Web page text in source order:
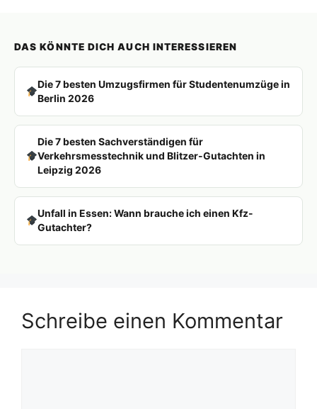
DAS KÖNNTE DICH AUCH INTERESSIEREN
Die 7 besten Umzugsfirmen für Studentenumzüge in
Berlin 2026
Die 7 besten Sachverständigen für
Verkehrsmesstechnik und Blitzer-Gutachten in
Leipzig 2026
Unfall in Essen: Wann brauche ich einen Kfz-
Gutachter?
Schreibe einen Kommentar